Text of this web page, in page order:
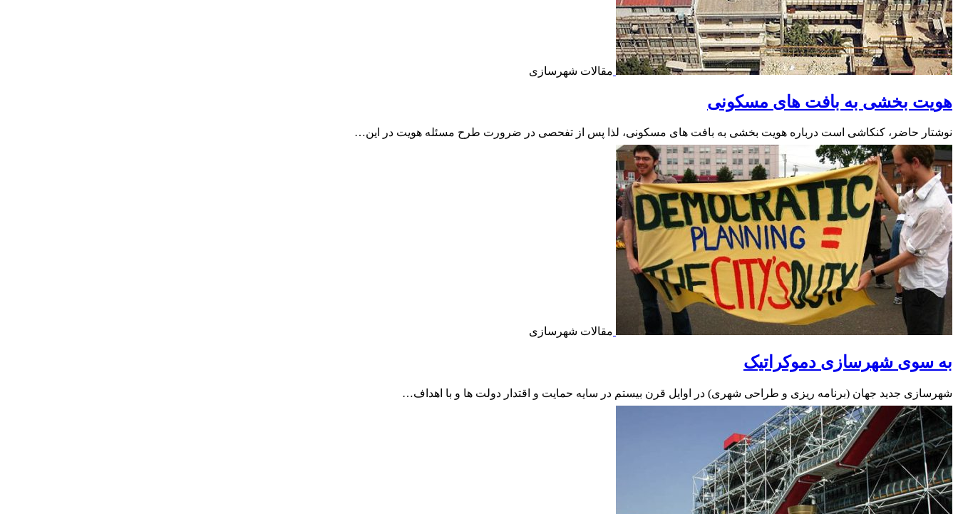
مقالات شهرسازی
هویت بخشی به بافت های مسکونی
نوشتار حاضر، کنکاشی است درباره هویت بخشی به بافت های مسکونی، لذا پس از تفحصی در ضرورت طرح مسئله هویت در این…
مقالات شهرسازی
به سوی شهرسازی دموکراتیک
شهرسازی جدید جهان (برنامه ریزی و طراحی شهری) در اوایل قرن بیستم در سایه حمایت و اقتدار دولت ها و با اهداف…